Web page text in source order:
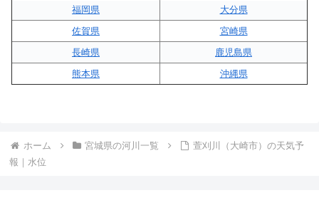
福岡県
大分県
佐賀県
宮崎県
長崎県
鹿児島県
熊本県
沖縄県
ホーム 宮城県の河川一覧
萱刈川（大崎市）の天気予
報｜水位